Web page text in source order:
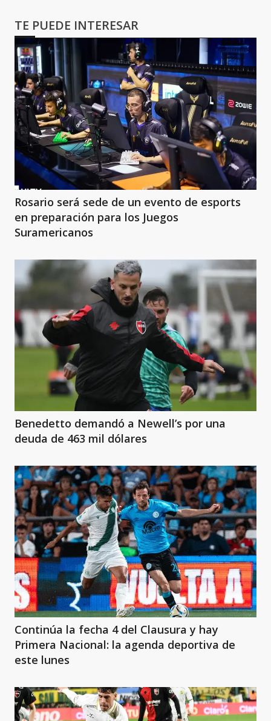
TE PUEDE INTERESAR
Rosario será sede de un evento de esports
en preparación para los Juegos
Suramericanos
Benedetto demandó a Newell’s por una
deuda de 463 mil dólares
Continúa la fecha 4 del Clausura y hay
Primera Nacional: la agenda deportiva de
este lunes